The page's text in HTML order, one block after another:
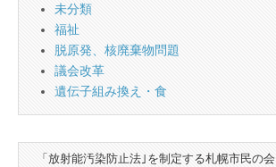
未分類
福祉
脱原発、核廃棄物問題
議会改革
遺伝子組み換え・食
「放射能汚染防止法｣を制定する札幌市民の会